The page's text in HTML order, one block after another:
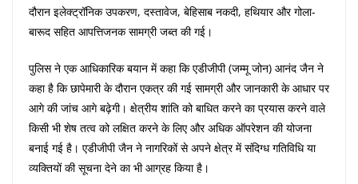
दौरान इलेक्ट्रॉनिक उपकरण, दस्तावेज, बेहिसाब नकदी, हथियार और गोला-
बारूद सहित आपत्तिजनक सामग्री जब्त की गई।
पुलिस ने एक आधिकारिक बयान में कहा कि एडीजीपी (जम्मू जोन) आनंद जैन ने
कहा है कि छापेमारी के दौरान एकत्र की गई सामग्री और जानकारी के आधार पर
आगे की जांच आगे बढ़ेगी। क्षेत्रीय शांति को बाधित करने का प्रयास करने वाले
किसी भी शेष तत्व को लक्षित करने के लिए और अधिक ऑपरेशन की योजना
बनाई गई है। एडीजीपी जैन ने नागरिकों से अपने क्षेत्र में संदिग्ध गतिविधि या
व्यक्तियों की सूचना देने का भी आग्रह किया है।